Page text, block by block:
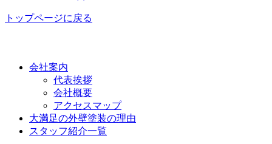
トップページに戻る
会社案内
代表挨拶
会社概要
アクセスマップ
大満足の外壁塗装の理由
スタッフ紹介一覧